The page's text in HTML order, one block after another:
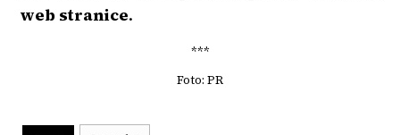
web stranice.
***
Foto: PR